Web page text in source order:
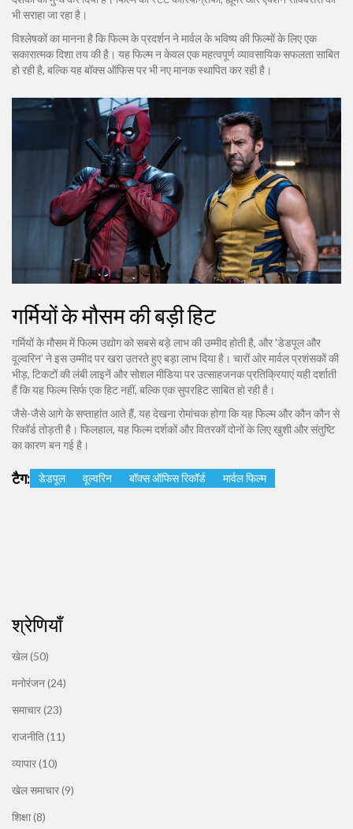
भी सराहा जा रहा है।
विश्लेषकों का मानना है कि फिल्म के प्रदर्शन ने मार्वल के भविष्य की फिल्मों के लिए एक
सकारात्मक दिशा तय की है। यह फिल्म न केवल एक महत्वपूर्ण व्यावसायिक सफलता साबित
हो रही है, बल्कि यह बॉक्स ऑफिस पर भी नए मानक स्थापित कर रही है।
गर्मियों के मौसम की बड़ी हिट
गर्मियों के मौसम में फिल्म उद्योग को सबसे बड़े लाभ की उम्मीद होती है, और 'डेडपूल और
वूल्वरिन' ने इस उम्मीद पर खरा उतरते हुए बड़ा लाभ दिया है। चारों ओर मार्वल प्रशंसकों की
भीड़, टिकटों की लंबी लाइनें और सोशल मीडिया पर उत्साहजनक प्रतिक्रियाएं यही दर्शाती
हैं कि यह फिल्म सिर्फ एक हिट नहीं, बल्कि एक सुपरहिट साबित हो रही है।
जैसे-जैसे आगे के सप्ताहांत आते हैं, यह देखना रोमांचक होगा कि यह फिल्म और कौन कौन से
रिकॉर्ड तोड़ती है। फिलहाल, यह फिल्म दर्शकों और वितरकों दोनों के लिए खुशी और संतुष्टि
का कारण बन गई है।
टैग: डेडपूल वूल्वरिन बॉक्स ऑफिस रिकॉर्ड मार्वल फिल्म
श्रेणियाँ
खेल(50)
मनोरंजन(24)
समाचार(23)
राजनीति(11)
व्यापार(10)
खेल समाचार(9)
शिक्षा(8)